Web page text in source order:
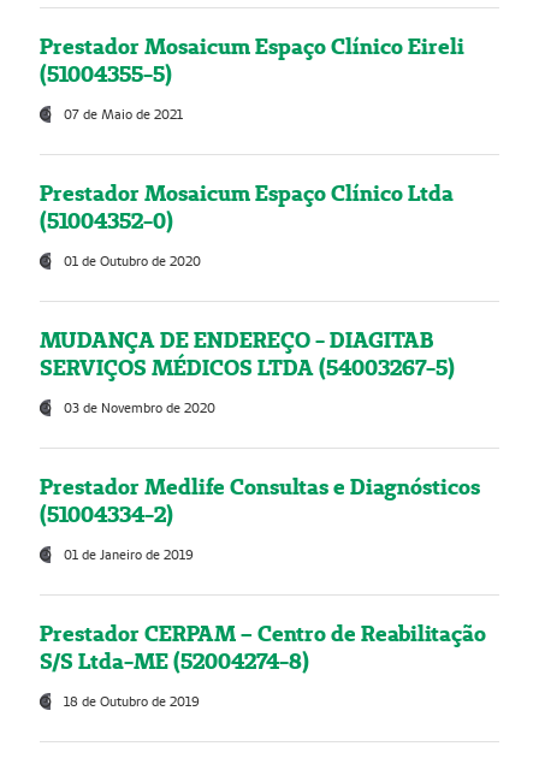
Prestador Mosaicum Espaço Clínico Eireli
(51004355-5)
07 de Maio de 2021
Prestador Mosaicum Espaço Clínico Ltda
(51004352-0)
01 de Outubro de 2020
MUDANÇA DE ENDEREÇO - DIAGITAB
SERVIÇOS MÉDICOS LTDA (54003267-5)
03 de Novembro de 2020
Prestador Medlife Consultas e Diagnósticos
(51004334-2)
01 de Janeiro de 2019
Prestador CERPAM – Centro de Reabilitação
S/S Ltda-ME (52004274-8)
18 de Outubro de 2019